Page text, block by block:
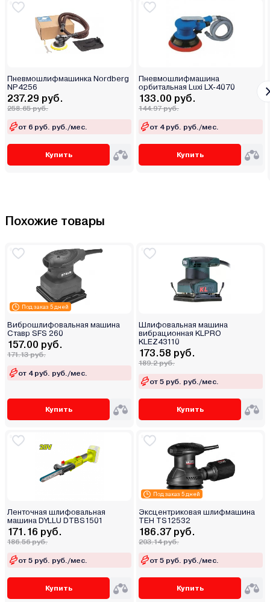
Пневмошлифмашинка Nordberg
NP4256
237.29 руб.
258.65 руб.
от 6 руб. руб./мес.
Купить
Пневмошлифмашина
орбитальная Luxi LX-4070
133.00 руб.
144.97 руб.
от 4 руб. руб./мес.
Купить
Похожие товары
Под заказ 5 дней
Виброшлифовальная машина
Ставр SFS 260
157.00 руб.
171.13 руб.
от 4 руб. руб./мес.
Купить
Шлифовальная машина
вибрационная KLPRO
KLEZ43110
173.58 руб.
189.2 руб.
от 5 руб. руб./мес.
Купить
Ленточная шлифовальная
машина DYLLU DTBS1501
171.16 руб.
186.56 руб.
от 5 руб. руб./мес.
Купить
Под заказ 5 дней
Эксцентриковая шлифмашина
TEH TS12532
186.37 руб.
203.14 руб.
от 5 руб. руб./мес.
Купить